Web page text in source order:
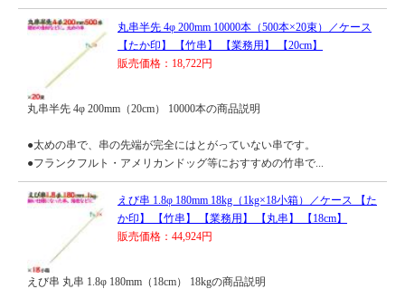
丸串半先 4φ 200mm 10000本（500本×20束）／ケース
【たか印】 【竹串】 【業務用】 【20cm】
販売価格：18,722円
丸串半先 4φ 200mm（20cm） 10000本の商品説明
●太めの串で、串の先端が完全にはとがっていない串です。
●フランクフルト・アメリカンドッグ等におすすめの竹串で...
えび串 1.8φ 180mm 18kg（1kg×18小箱）／ケース 【た
か印】 【竹串】 【業務用】 【丸串】 【18cm】
販売価格：44,924円
えび串 丸串 1.8φ 180mm（18cm） 18kgの商品説明